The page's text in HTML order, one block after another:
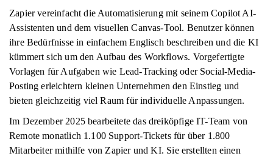
Zapier vereinfacht die Automatisierung mit seinem Copilot AI-
Assistenten und dem visuellen Canvas-Tool. Benutzer können
ihre Bedürfnisse in einfachem Englisch beschreiben und die KI
kümmert sich um den Aufbau des Workflows. Vorgefertigte
Vorlagen für Aufgaben wie Lead-Tracking oder Social-Media-
Posting erleichtern kleinen Unternehmen den Einstieg und
bieten gleichzeitig viel Raum für individuelle Anpassungen.
Im Dezember 2025 bearbeitete das dreiköpfige IT-Team von
Remote monatlich 1.100 Support-Tickets für über 1.800
Mitarbeiter mithilfe von Zapier und KI. Sie erstellten einen